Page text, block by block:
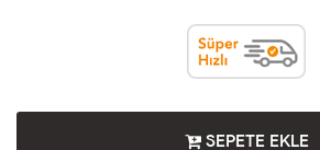
SEPETE EKLE